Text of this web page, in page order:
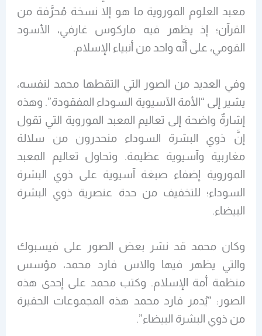
معبد العلوم الموروية ما هو إلا نسخة مُحرَّفة من
القرآن؛ إذ يظهر فيه ماركوس غارفي، الأسود
القومي، على أنَّه واحد من أنبياء الإسلام.
وفي العديد من الصور التي التقطها محمد لنفسه،
يشير إلى “الأمة الآسيوية السوداء المفقودة”. وهذه
إشارةٌ واضحة إلى تعاليم المعبد الموروية التي تقول
إنَّ ذوي البشرة السوداء منحدرون من سلالة
مغاربية وآسيوية عظيمة. وتحاول تعاليم المعبد
الموروية إضفاء صبغة آسيوية على ذوي البشرة
السوداء؛ للتخفيف من حدة عنصرية ذوي البشرة
البيضاء.
وكان محمد قد نشر بعض الصور على فيسبوك
والتي يظهر فيها والاس فارد محمد، مؤسس
منظمة أمة الإسلام. وكتب محمد على إحدى هذه
الصور: “يُدمر فارد محمد هذه المجموعات الحقيرة
من ذوي البشرة البيضاء”.